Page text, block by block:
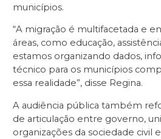
municípios.
“A migração é multifacetada e
áreas, como educação,
estamos organizando dados,
técnico para os municípios
essa realidade”, disse Regina.
A audiência pública também
de articulação entre governo,
organizações da sociedade civil